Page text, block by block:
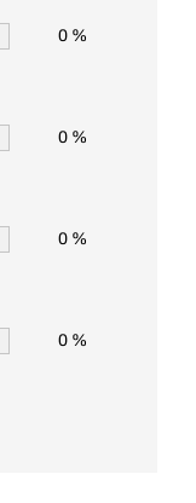
0 %
0 %
0 %
0 %